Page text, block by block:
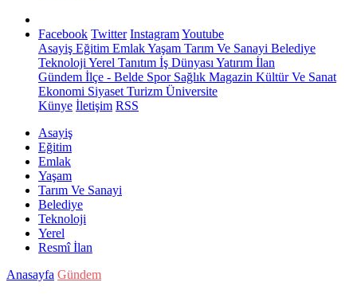
Facebook Twitter InstagramYoutube
Asayiş Eğitim EmlakYaşam Tarım Ve Sanayi Belediye
Teknoloji Yerel Tanıtım İş Dünyası Yatırım İlan
Gündem İlçe - Belde SporSağlık Magazin Kültür Ve Sanat
Ekonomi Siyaset Turizm Üniversite
Künye İletişim RSS
Asayiş
Eğitim
Emlak
Yaşam
Tarım Ve Sanayi
Belediye
Teknoloji
Yerel
Resmî İlan
Anasayfa Gündem